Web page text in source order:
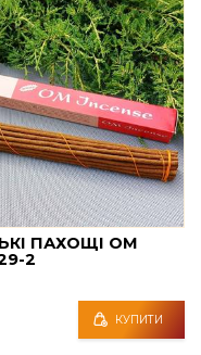
ПАХОЩІ OM
2
КУПИТИ